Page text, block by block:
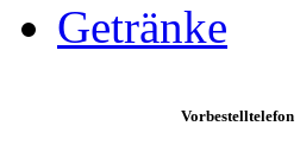
Getränke
Vorbestelltelefon